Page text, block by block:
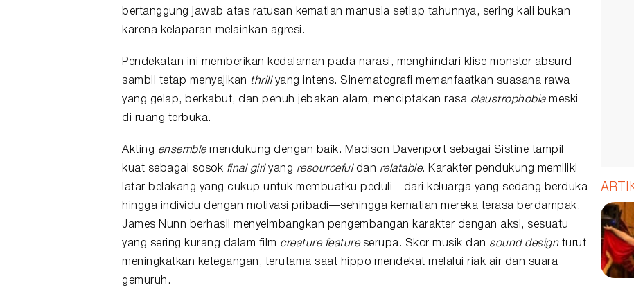
bertanggung jawab atas ratusan kematian manusia setiap tahunnya, sering kali bukan
karena kelaparan melainkan agresi.
Pendekatan ini memberikan kedalaman pada narasi, menghindari klise monster absurd
sambil tetap menyajikan thrillyang intens. Sinematografi memanfaatkan suasana rawa
yang gelap, berkabut, dan penuh jebakan alam, menciptakan rasa claustrophobiameski
di ruang terbuka.
Akting ensemblemendukung dengan baik. Madison Davenport sebagai Sistine tampil
kuat sebagai sosok final girlyang resourcefuldan relatable. Karakter pendukung memiliki
latar belakang yang cukup untuk membuatku peduli—dari keluarga yang sedang berduka
hingga individu dengan motivasi pribadi—sehingga kematian mereka terasa berdampak.
James Nunn berhasil menyeimbangkan pengembangan karakter dengan aksi, sesuatu
yang sering kurang dalam film creature featureserupa. Skor musik dan sound designturut
meningkatkan ketegangan, terutama saat hippo mendekat melalui riak air dan suara
gemuruh.